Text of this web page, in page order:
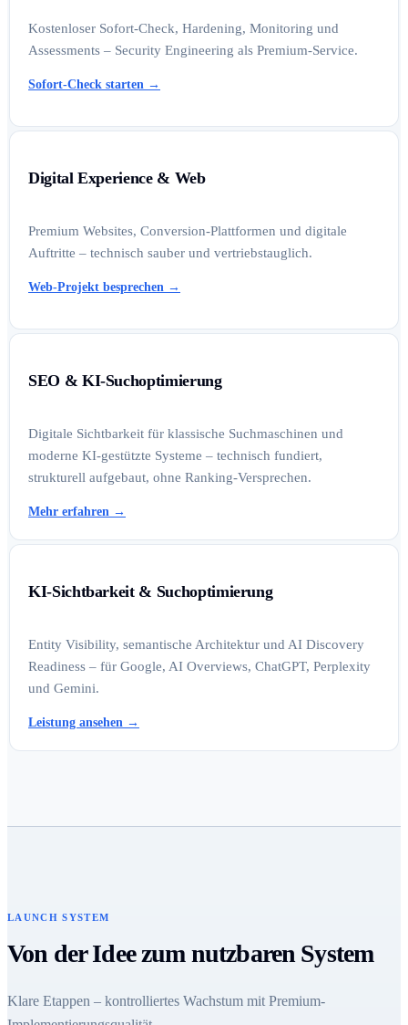
Kostenloser Sofort-Check, Hardening, Monitoring und
Assessments – Security Engineering als Premium-Service.
Sofort-Check starten →
Digital Experience & Web
Premium Websites, Conversion-Plattformen und digitale
Auftritte – technisch sauber und vertriebstauglich.
Web-Projekt besprechen →
SEO & KI-Suchoptimierung
Digitale Sichtbarkeit für klassische Suchmaschinen und
moderne KI-gestützte Systeme – technisch fundiert,
strukturell aufgebaut, ohne Ranking-Versprechen.
Mehr erfahren →
KI-Sichtbarkeit & Suchoptimierung
Entity Visibility, semantische Architektur und AI Discovery
Readiness – für Google, AI Overviews, ChatGPT, Perplexity
und Gemini.
Leistung ansehen →
LAUNCH SYSTEM
Von der Idee zum nutzbaren System
Klare Etappen – kontrolliertes Wachstum mit Premium-